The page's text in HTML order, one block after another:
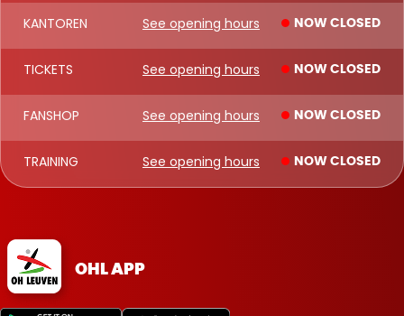
KANTOREN See opening hours NOW CLOSED
TICKETS See opening hours NOW CLOSED
FANSHOP See opening hours NOW CLOSED
TRAINING See opening hours NOW CLOSED
OHL APP